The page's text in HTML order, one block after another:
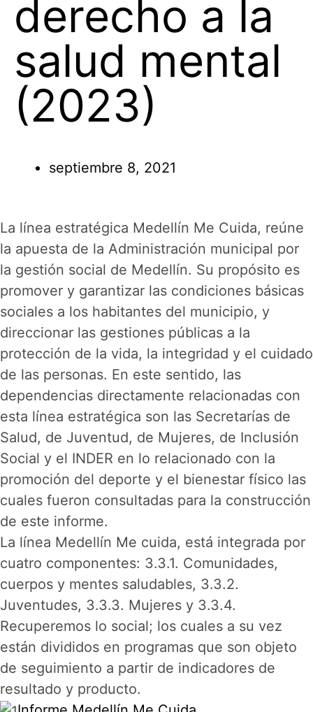
derecho a la
salud mental
(2023)
septiembre 8, 2021
La línea estratégica Medellín Me Cuida, reúne
la apuesta de la Administración municipal por
la gestión social de Medellín. Su propósito es
promover y garantizar las condiciones básicas
sociales a los habitantes del municipio, y
direccionar las gestiones públicas a la
protección de la vida, la integridad y el cuidado
de las personas. En este sentido, las
dependencias directamente relacionadas con
esta línea estratégica son las Secretarías de
Salud, de Juventud, de Mujeres, de Inclusión
Social y el INDER en lo relacionado con la
promoción del deporte y el bienestar físico las
cuales fueron consultadas para la construcción
de este informe.
La línea Medellín Me cuida, está integrada por
cuatro componentes: 3.3.1. Comunidades,
cuerpos y mentes saludables, 3.3.2.
Juventudes, 3.3.3. Mujeres y 3.3.4.
Recuperemos lo social; los cuales a su vez
están divididos en programas que son objeto
de seguimiento a partir de indicadores de
resultado y producto.